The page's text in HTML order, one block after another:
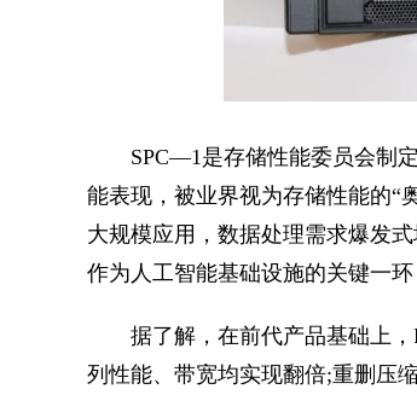
SPC—1是存储性能委员会制定
能表现，被业界视为存储性能的“
大规模应用，数据处理需求爆发
作为人工智能基础设施的关键一
据了解，在前代产品基础上，
列性能、带宽均实现翻倍;重删压